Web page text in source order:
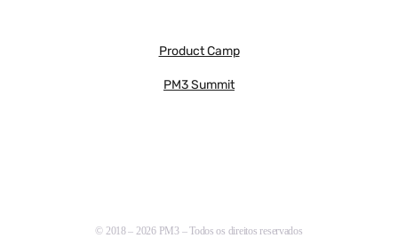
Product Camp
PM3 Summit
© 2018 – 2026 PM3 – Todos os direitos reservados